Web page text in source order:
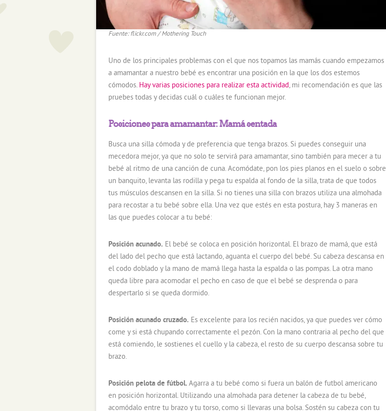
Fuente: flickr.com / Mothering Touch
Uno de los principales problemas con el que nos topamos las mamás cuando empezamos
a amamantar a nuestro bebé es encontrar una posición en la que los dos estemos
cómodos. Hay varias posiciones para realizar esta actividad, mi recomendación es que las
pruebes todas y decidas cuál o cuáles te funcionan mejor.
Posiciones para amamantar: Mamá sentada
Busca una silla cómoda y de preferencia que tenga brazos. Si puedes conseguir una
mecedora mejor, ya que no solo te servirá para amamantar, sino también para mecer a tu
bebé al ritmo de una canción de cuna. Acomódate, pon los pies planos en el suelo o sobre
un banquito, levanta las rodilla y pega tu espalda al fondo de la silla, trata de que todos
tus músculos descansen en la silla. Si no tienes una silla con brazos utiliza una almohada
para recostar a tu bebé sobre ella. Una vez que estés en esta postura, hay 3 maneras en
las que puedes colocar a tu bebé:
Posición acunado. El bebé se coloca en posición horizontal. El brazo de mamá, que está
del lado del pecho que está lactando, aguanta el cuerpo del bebé. Su cabeza descansa en
el codo doblado y la mano de mamá llega hasta la espalda o las pompas. La otra mano
queda libre para acomodar el pecho en caso de que el bebé se desprenda o para
despertarlo si se queda dormido.
Posición acunado cruzado. Es excelente para los recién nacidos, ya que puedes ver cómo
come y si está chupando correctamente el pezón. Con la mano contraria al pecho del que
está comiendo, le sostienes el cuello y la cabeza, el resto de su cuerpo descansa sobre tu
brazo.
Posición pelota de fútbol. Agarra a tu bebé como si fuera un balón de futbol americano
en posición horizontal. Utilizando una almohada para detener la cabeza de tu bebé,
acomódalo entre tu brazo y tu torso, como si llevaras una bolsa. Sostén su cabeza con tu